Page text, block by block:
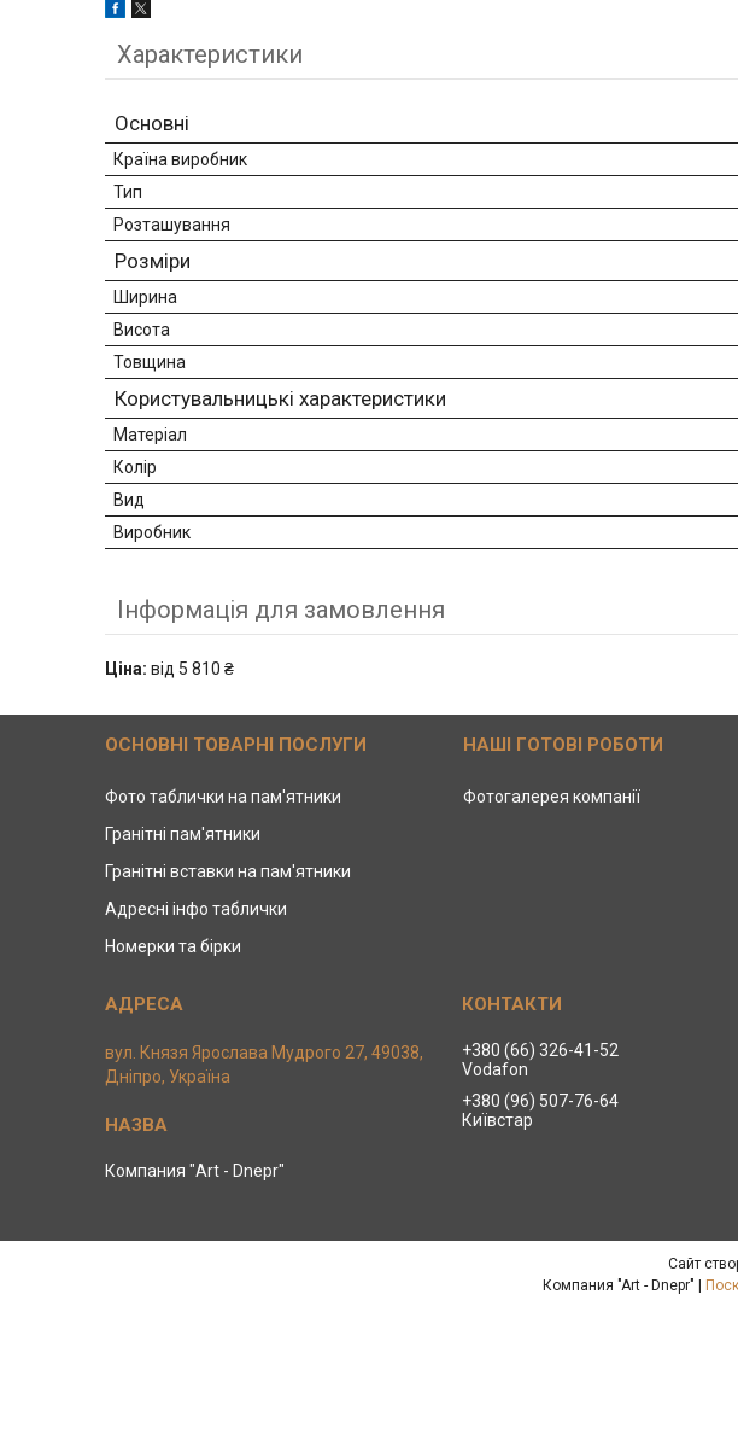
Характеристики
Основні
Країна виробник
Тип
Розташування
Розміри
Ширина
Висота
Товщина
Користувальницькі характеристики
Матеріал
Колір
Вид
Виробник
Інформація для замовлення
Ціна: від 5 810 ₴
ОСНОВНІ ТОВАРНІ ПОСЛУГИ
Фото таблички на пам'ятники
Гранітні пам'ятники
Гранітні вставки на пам'ятники
Адресні інфо таблички
Номерки та бірки
НАШІ ГОТОВІ РОБОТИ
Фотогалерея компанії
вул. Князя Ярослава Мудрого 27, 49038,
Дніпро, Україна
Компания "Art - Dnepr"
+380 (66) 326-41-52
Vodafon
+380 (96) 507-76-64
Київстар
Сайт